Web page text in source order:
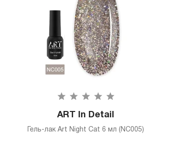
ART In Detail
Гель-лак Art Night Cat 6 мл (NC005)